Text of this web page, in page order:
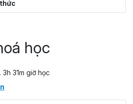
học
31m giờ học